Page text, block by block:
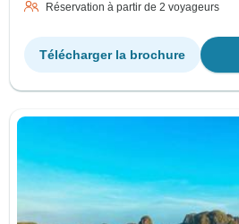
Réservation à partir de 2 voyageurs
Télécharger la brochure